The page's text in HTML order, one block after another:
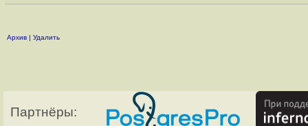
Архив | Удалить
Партнёры: